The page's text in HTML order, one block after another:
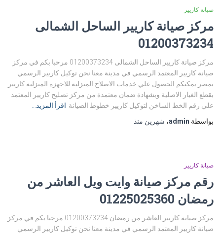
صيانة كاريير
مركز صيانة كاريير الساحل الشمالى
01200373234
مركز صيانة كاريير الساحل الشمالى 01200373234 مرحبا بكم في مركز
صيانة كاريير المعتمد الرسمي في مدينة معنا نحن توكيل كاريير الرسمي
بمصر يمكنكم الحصول علي خدمات الاصلاح المنزلية للاجهزة المنزلية كاريير
بقطع الغيار الاصلية وبشهادة ضمان معتمدة من مركز تصليح كاريير المعتمد
علي رقم الخط الساخن لتوكيل كاريير خطوط الصيانة اقرأ المزيد…
بواسطة admin، شهرين منذ
صيانة كاريير
رقم مركز صيانة وايت ويل العاشر من
رمضان 01225025360
مركز صيانة كاريير العاشر من رمضان 01200373234 مرحبا بكم في مركز
صيانة كاريير المعتمد الرسمي في مدينة معنا نحن توكيل كاريير الرسمي